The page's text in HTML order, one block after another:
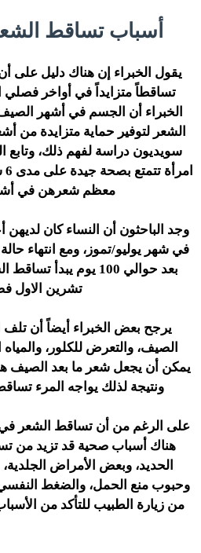
أسباب تساقط
يقول الخبراء إن هناك دليل على
تساقطاً متزايداً في أواخر فصلي
الخبراء أن الجسم في أشهر
الشعر لتوفير حماية متزايدة
معظم شعرهن في
وجد الباحثون أن النساء كان
في شهر يوليو/تموز، ومع انتهاء
بعد حوالي 100 يوم
تشرين الاول
يرجح بعض الخبراء أيضاً أن تلف
الصيف، والتعرض للكلور،
يمكن أن يجعل شعر ما بعد الصيف
ونتيجة لذلك يواجه المرء
على الرغم من أن تساقط الشعر في
هناك أسباب صحية قد تزيد من
الحديد، وبعض الأمراض
وحبوب منع الحمل، والضغط
من زيارة الطبيب للتأكد من